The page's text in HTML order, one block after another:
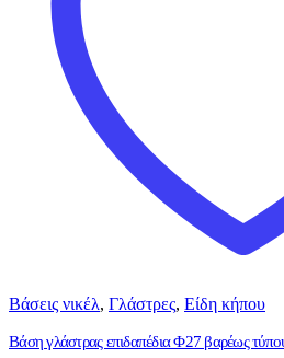
Βάσεις νικέλ, Γλάστρες, Είδη κήπου
Βάση γλάστρας επιδαπέδια Φ27 βαρέως